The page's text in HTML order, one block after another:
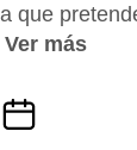
que
Ver más